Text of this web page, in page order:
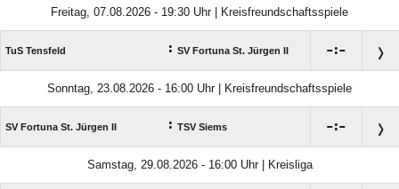
Freitag, 07.08.2026 - 19:30 Uhr | Kreisfreundschaftsspiele
TuS Tensfeld : SV Fortuna St. Jürgen II :
Sonntag, 23.08.2026 - 16:00 Uhr | Kreisfreundschaftsspiele
SV Fortuna St. Jürgen II : TSV Siems :
Samstag, 29.08.2026 - 16:00 Uhr | Kreisliga